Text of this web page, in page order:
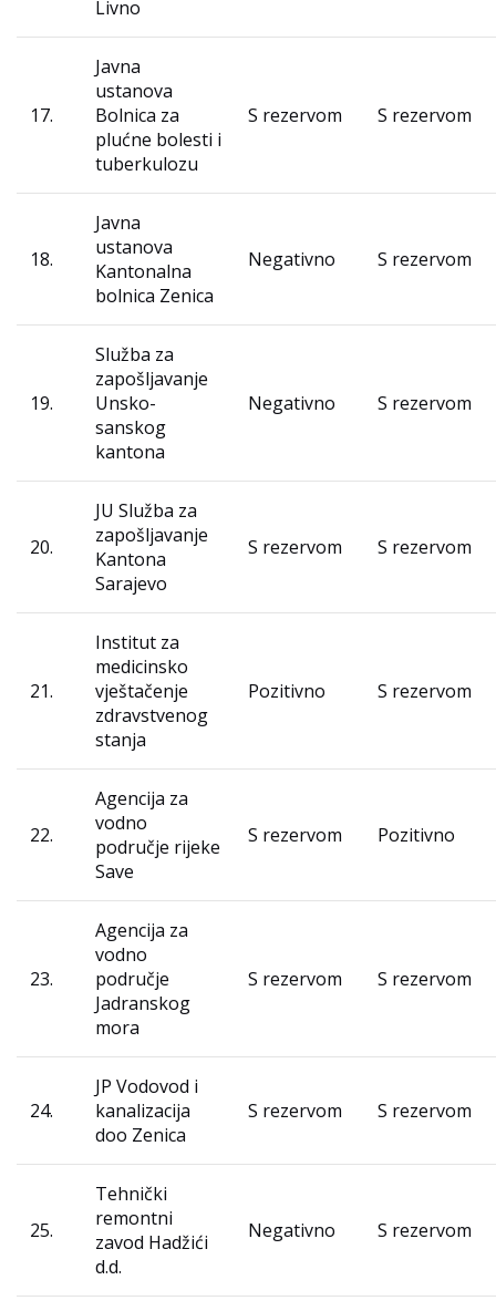
Livno
17.
Javna
ustanova
Bolnica za
plućne bolesti i
tuberkulozu
S rezervom S rezervom
18.
Javna
ustanova
Kantonalna
bolnica Zenica
Negativno S rezervom
19.
Služba za
zapošljavanje
Unsko-
sanskog
kantona
Negativno S rezervom
20.
JU Služba za
zapošljavanje
Kantona
Sarajevo
S rezervom S rezervom
21.
Institut za
medicinsko
vještačenje
zdravstvenog
stanja
Pozitivno S rezervom
22.
Agencija za
vodno
područje rijeke
Save
S rezervom Pozitivno
23.
Agencija za
vodno
područje
Jadranskog
mora
S rezervom S rezervom
24.
JP Vodovod i
kanalizacija
doo Zenica
S rezervom S rezervom
25.
Tehnički
remontni
zavod Hadžići
d.d.
Negativno S rezervom